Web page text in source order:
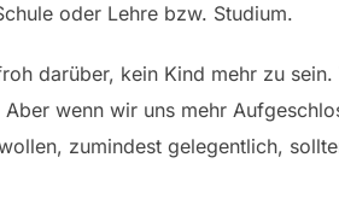
oder Lehre bzw. Studium.
darüber, kein Kind mehr zu
wenn wir uns mehr
zumindest gelegentlich,